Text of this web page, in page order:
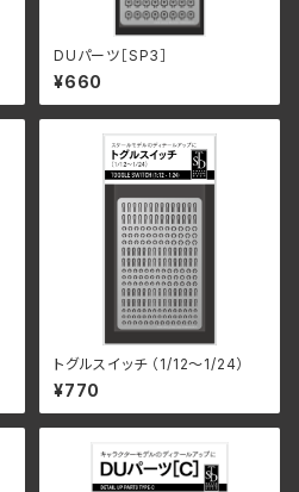
DUパーツ［SP3］
¥660
トグルスイッチ （1/12〜1/24）
¥770